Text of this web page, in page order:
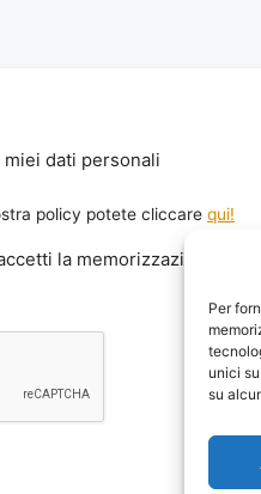
Per
unici
su
dati personali
policy potete cliccare qui!
la memorizzazione e